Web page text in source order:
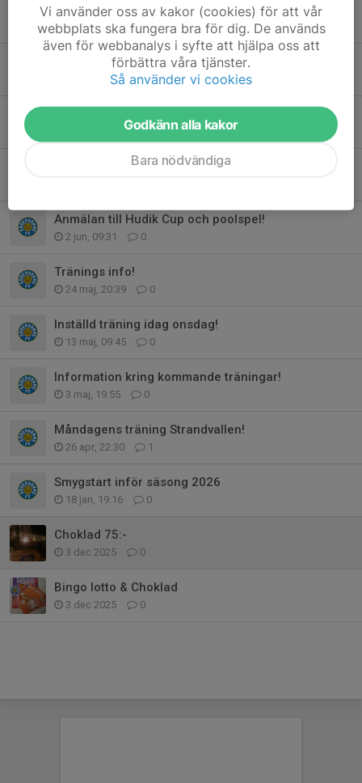
Träning i DINA-hallen måndag 15/6!
14 jun, 13:59 0
TRÄNING IDAG I DINAHALLEN!
10 jun, 17:57 0
0
Brådskande anmälan!
Anmälan till Hudik Cup och poolspel!
2 jun, 09:31 0
Tränings info!
24 maj, 20:39 0
Inställd träning idag onsdag!
13 maj, 09:45 0
Information kring kommande träningar!
3 maj, 19:55 0
Måndagens träning Strandvallen!
26 apr, 22:30 1
Smygstart inför säsong 2026
18 jan, 19:16 0
Choklad 75:-
3 dec 2025 0
Bingo lotto & Choklad
3 dec 2025 0
Vi använder oss av kakor (cookies) för att vår
webbplats ska fungera bra för dig. De används
även för webbanalys i syfte att hjälpa oss att
förbättra våra tjänster.
Så använder vi cookies
Godkänn alla kakor
Bara nödvändiga